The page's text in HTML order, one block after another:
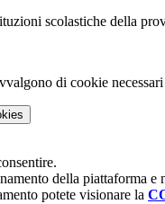
scolastiche della
di cookie
della piattaforma e
potete visionare la